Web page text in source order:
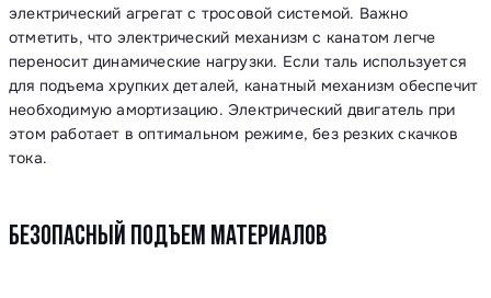
электрический агрегат с тросовой системой. Важно
отметить, что электрический механизм с канатом легче
переносит динамические нагрузки. Если таль используется
для подъема хрупких деталей, канатный механизм обеспечит
необходимую амортизацию. Электрический двигатель при
этом работает в оптимальном режиме, без резких скачков
тока.
БЕЗОПАСНЫЙ ПОДЪЕМ МАТЕРИАЛОВ